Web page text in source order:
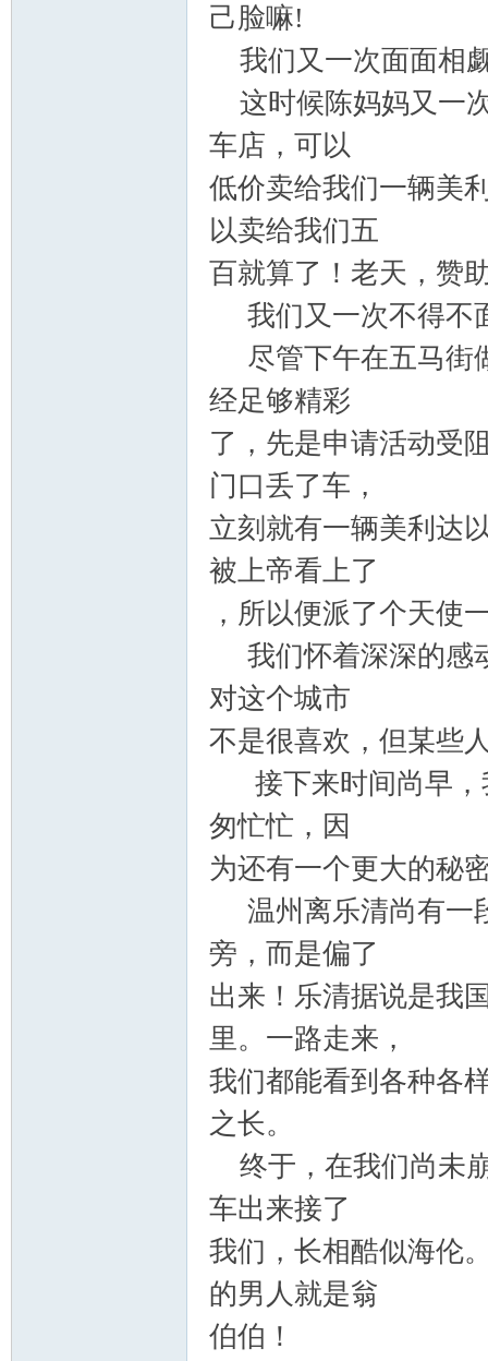
己脸嘛!
我们又一次面面相
这时候陈妈妈又一
车店，可以
低价卖给我们一辆美
以卖给我们五
百就算了！老天，赞
我们又一次不得不
尽管下午在五马街
经足够精彩
了，先是申请活动受
门口丢了车，
立刻就有一辆美利达
被上帝看上了
，所以便派了个天使
我们怀着深深的感
对这个城市
不是很喜欢，但某些
接下来时间尚早，
匆忙忙，因
为还有一个更大的秘
温州离乐清尚有一
旁，而是偏了
出来！乐清据说是我
里。一路走来，
我们都能看到各种各
之长。
终于，在我们尚未
车出来接了
我们，长相酷似海伦
的男人就是翁
伯伯！